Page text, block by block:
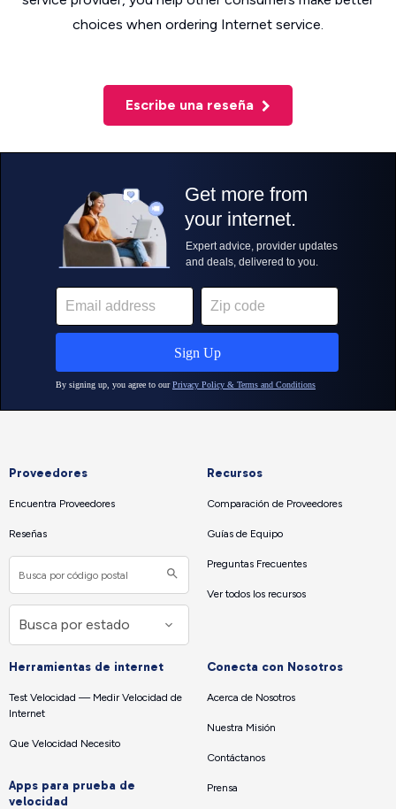
choices when ordering Internet service.
Escribe una reseña
Proveedores
Encuentra Proveedores
Reseñas
Recursos
Comparación de Proveedores
Guías de Equipo
Preguntas Frecuentes
Ver todos los recursos
Herramientas de internet
Test Velocidad — Medir Velocidad de
Internet
Que Velocidad Necesito
Apps para prueba de
velocidad
Conecta con Nosotros
Acerca de Nosotros
Nuestra Misión
Contáctanos
Prensa